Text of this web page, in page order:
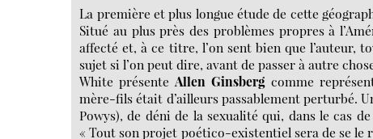
La première et plus longue étude de cette
Situé au plus près des problèmes propres à
affecté et, à ce titre, l’on sent bien que l’auteur,
sujet si l’on peut dire, avant de passer à autre
White présente Allen Ginsberg comme
mère-fils était d’ailleurs passablement perturbé.
Powys), de déni de la sexualité qui, dans le cas
« Tout son projet poético-existentiel sera de se